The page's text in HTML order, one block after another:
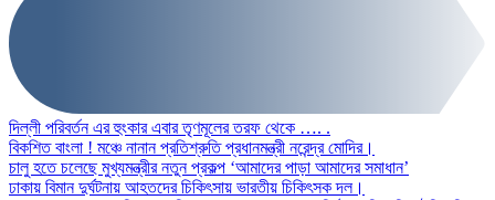
দিল্লী পরিবর্তন এর হুংকার এবার তৃণমূলের তরফ থেকে …. .
বিকশিত বাংলা ! মঞ্চে নানান প্রতিশ্রুতি প্রধানমন্ত্রী নরেন্দ্র মোদির।
চালু হতে চলেছে মুখ্যমন্ত্রীর নতুন প্রকল্প ‘আমাদের পাড়া আমাদের সমাধান’
ঢাকায় বিমান দুর্ঘটনায় আহতদের চিকিৎসায় ভারতীয় চিকিৎসক দল।